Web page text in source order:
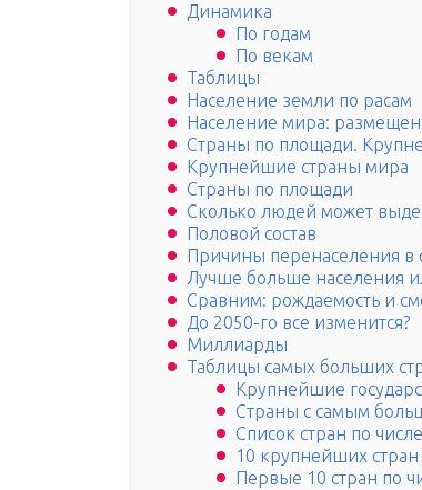
Динамика
По годам
По векам
Таблицы
Население земли по расам
Население мира:
Страны по площади.
Крупнейшие страны мира
Страны по площади
Сколько людей может
Половой состав
Причины перенаселения в
Лучше больше населения
Сравним: рождаемость и
До 2050-го все изменится?
Миллиарды
Таблицы самых больших
Крупнейшие
Страны с самым
Список стран по
10 крупнейших стран
Первые 10 стран по